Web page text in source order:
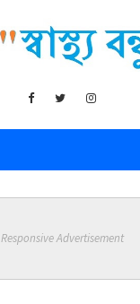
Responsive Advertisement